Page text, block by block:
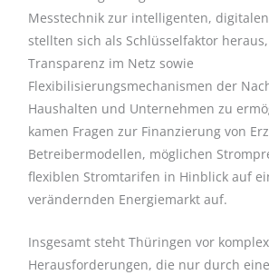
Messtechnik zur intelligenten,
stellten sich als Schlüsselfaktor
Transparenz im Netz sowie
Flexibilisierungsmechanismen der
Haushalten und Unternehmen zu
kamen Fragen zur Finanzierung von
Betreibermodellen, möglichen
flexiblen Stromtarifen in Hinblick auf
verändernden Energiemarkt auf.
Insgesamt steht Thüringen vor
Herausforderungen, die nur durch